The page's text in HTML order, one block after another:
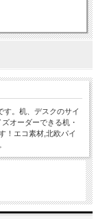
す。机、デスクのサイ
オーダーできる机・
！エコ素材,北欧パイ